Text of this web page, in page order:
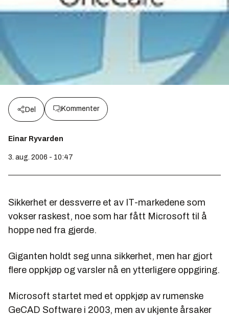
Del Kommenter
Einar Ryvarden
3. aug. 2006 - 10:47
Sikkerhet er dessverre et av IT-markedene som
vokser raskest, noe som har fått Microsoft til å
hoppe ned fra gjerde.
Giganten holdt seg unna sikkerhet, men har gjort
flere oppkjøp og varsler nå en ytterligere oppgiring.
Microsoft startet med et oppkjøp av rumenske
GeCAD Software i 2003, men av ukjente årsaker